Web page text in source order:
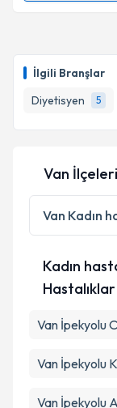
İlgili Branşlar
Diyetisyen
5
takvim
E-posta
Kişisel
Metni
Van İlçeleri
Van Kadın
Kadın
Hastalıklar
Van İpekyolu
Van İpekyolu
Van İpekyolu